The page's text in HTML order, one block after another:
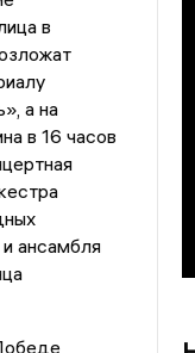
в
а на
в 16 часов
ансамбля